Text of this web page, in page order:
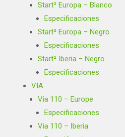
Start² Europa – Blanco
Especificaciones
Start² Europa – Negro
Especificaciones
Start² Iberia – Negro
Especificaciones
VIA
Via 110 – Europe
Especificaciones
Via 110 – Iberia